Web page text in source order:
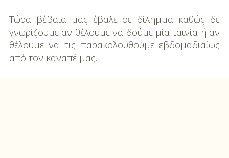
Τώρα βέβαια μας έβαλε σε δίλημμα καθώς δε
γνωρίζουμε αν θέλουμε να δούμε μία ταινία ή αν
θέλουμε να τις παρακολουθούμε εβδομαδιαίως
από τον καναπέ μας.